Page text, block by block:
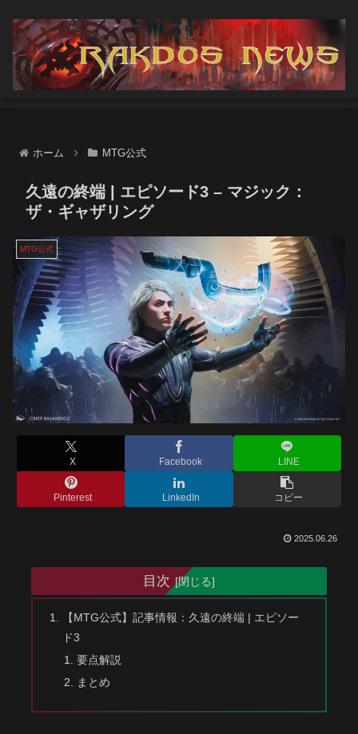
ホーム MTG公式
久遠の終端 | エピソード3 – マジック：
ザ・ギャザリング
MTG公式
X Facebook LINE
Pinterest LinkedIn コピー
2025.06.26
目次
【MTG公式】記事情報：久遠の終端 | エピソー
ド3
要点解説
まとめ